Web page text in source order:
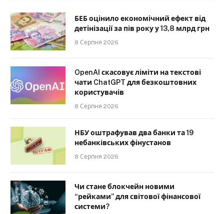
БЕБ оцінило економічний ефект від
детінізації за пів року у 13,8 млрд грн
8 Серпня 2026
OpenAI скасовує ліміти на текстові
чати ChatGPT для безкоштовних
користувачів
8 Серпня 2026
НБУ оштрафував два банки та 19
небанківських фінустанов
8 Серпня 2026
Чи стане блокчейн новими
“рейками” для світової фінансової
системи?